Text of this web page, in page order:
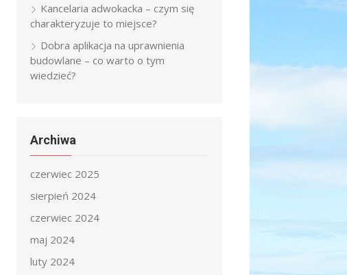
Kancelaria adwokacka – czym się
charakteryzuje to miejsce?
Dobra aplikacja na uprawnienia
budowlane – co warto o tym
wiedzieć?
Archiwa
czerwiec 2025
sierpień 2024
czerwiec 2024
maj 2024
luty 2024